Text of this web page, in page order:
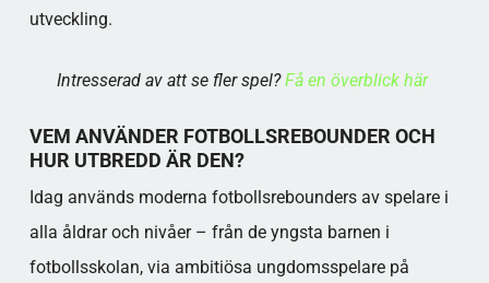
utveckling.
Intresserad av att se fler spel?Få en överblick här
VEM ANVÄNDER FOTBOLLSREBOUNDER OCH
HUR UTBREDD ÄR DEN?
Idag används moderna fotbollsrebounders av spelare i
alla åldrar och nivåer – från de yngsta barnen i
fotbollsskolan, via ambitiösa ungdomsspelare på